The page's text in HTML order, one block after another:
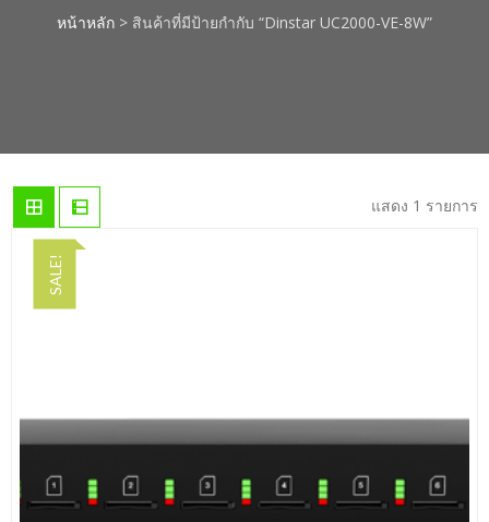
หน้าหลัก > สินค้าที่มีป้ายกำกับ “Dinstar UC2000-VE-8W”
แสดง 1 รายการ
SALE!